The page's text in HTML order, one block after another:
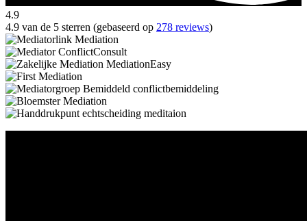
4.9
4.9 van de 5 sterren (gebaseerd op 278 reviews)